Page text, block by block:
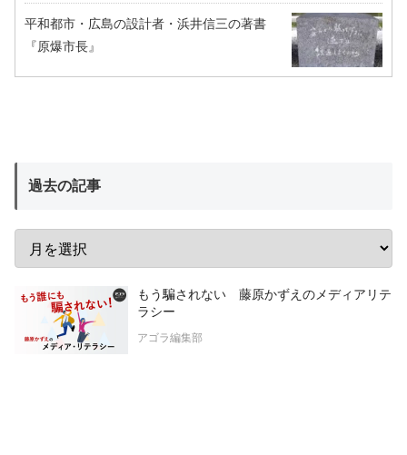
平和都市・広島の設計者・浜井信三の著書
『原爆市長』
過去の記事
もう騙されない 藤原かずえのメディアリテ
ラシー
アゴラ編集部